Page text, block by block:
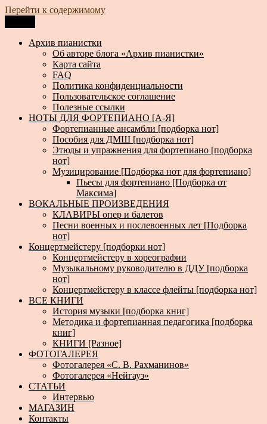
Перейти к содержимому
Архив пианистки
Всё для пианистов: ноты, книги, музыка, статьи…
Архив пианистки
Об авторе блога «Архив пианистки»
Карта сайта
FAQ
Политика конфиденциальности
Пользовательское соглашение
Полезные ссылки
НОТЫ ДЛЯ ФОРТЕПИАНО [А-Я]
Фортепианные ансамбли [подборка нот]
Пособия для ДМШ [подборка нот]
Этюды и упражнения для фортепиано [подборка
нот]
Музицирование [Подборка нот для фортепиано]
Пьесы для фортепиано [Подборка от
Максима]
ВОКАЛЬНЫЕ ПРОИЗВЕДЕНИЯ
КЛАВИРЫ опер и балетов
Песни военных и послевоенных лет [Подборка
нот]
Концертмейстеру [подборки нот]
Концертмейстеру в хореографии
Музыкальному руководителю в ДДУ [подборка
нот]
Концертмейстеру в классе флейты [подборка нот]
ВСЕ КНИГИ
История музыки [подборка книг]
Методика и фортепианная педагогика [подборка
книг]
КНИГИ [Разное]
ФОТОГАЛЕРЕЯ
Фотогалерея «С. В. Рахманинов»
Фотогалерея «Нейгауз»
СТАТЬИ
Интервью
МАГАЗИН
Контакты